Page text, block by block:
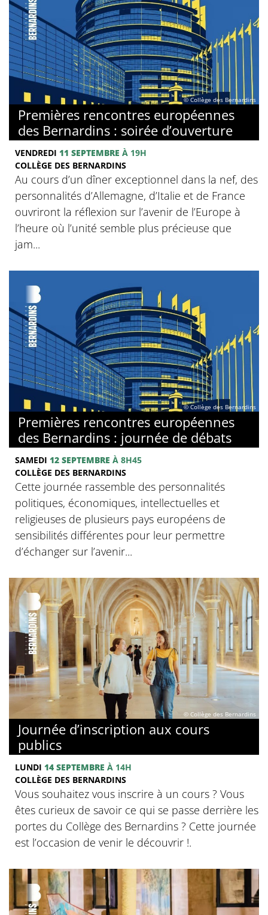
© Collège des Bernardins
Premières rencontres européennes
des Bernardins : soirée d’ouverture
VENDREDI 11 SEPTEMBRE À 19H
COLLÈGE DES BERNARDINS
Au cours d’un dîner exceptionnel dans la nef, des
personnalités d’Allemagne, d’Italie et de France
ouvriront la réflexion sur l’avenir de l’Europe à
l’heure où l’unité semble plus précieuse que
jam...
© Collège des Bernardins
Premières rencontres européennes
des Bernardins : journée de débats
SAMEDI 12 SEPTEMBRE À 8H45
COLLÈGE DES BERNARDINS
Cette journée rassemble des personnalités
politiques, économiques, intellectuelles et
religieuses de plusieurs pays européens de
sensibilités différentes pour leur permettre
d’échanger sur l’avenir...
© Collège des Bernardins
Journée d’inscription aux cours
publics
LUNDI 14 SEPTEMBRE À 14H
COLLÈGE DES BERNARDINS
Vous souhaitez vous inscrire à un cours ? Vous
êtes curieux de savoir ce qui se passe derrière les
portes du Collège des Bernardins ? Cette journée
est l’occasion de venir le découvrir !.